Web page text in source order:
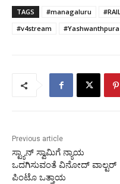
TAGS #managaluru
#v4stream
#Yashwanthpura
Previous article
ಸ್ಟ್ಯಾನ್ ಸ್ವಾಮಿಗೆ ನ್ಯಾಯ
ಒದಗಿಸುವಂತೆ ವಿನೋದ್ ವಾಲ್ಟರ್
ಪಿಂಟೊ ಒತ್ತಾಯ